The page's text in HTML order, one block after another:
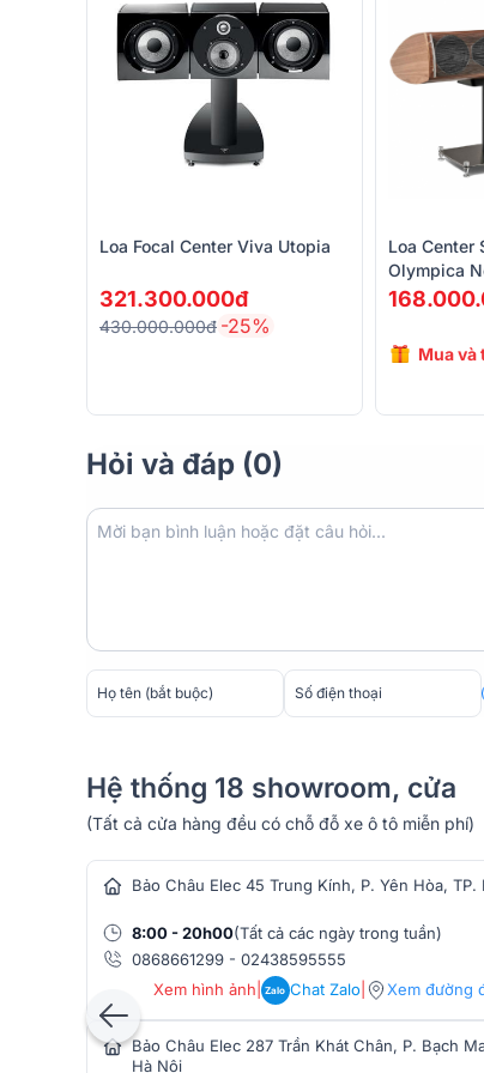
hiện đại.
nhạc.
Loa Focal Center Viva Utopia
321.300.000đ
430.000.000đ -25%
Loa Center
Olympica
Italy)
Mua và
Hỏi và đáp (0)
Hệ thống 18 showroom, cửa
hàng âm thanh
(Tất cả cửa hàng đều có chỗ đỗ xe ô tô miễn phí)
Bảo Châu Elec 45 Trung Kính, P. Yên Hòa, TP.
8:00 - 20h00(Tất cả các ngày trong tuần)
0868661299 - 02438595555
Xem hình ảnh
Zalo Chat Zalo| Xem đường
Bảo Châu Elec 287 Trần Khát Chân, P. Bạch
Hà Nội